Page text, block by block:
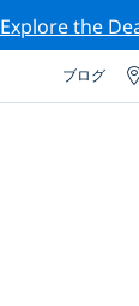
Explore the
ブログ